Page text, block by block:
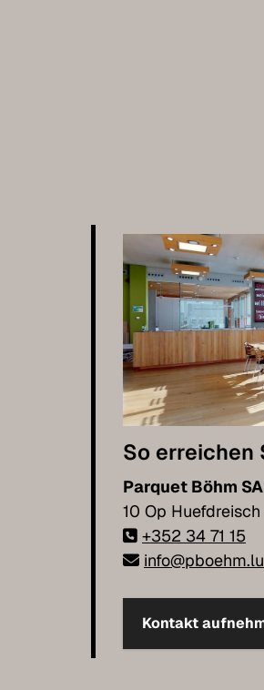
So erreichen
Parquet Böhm
10 Op Huefdreisch
+352 34 71 15
info@pboehm.lu
Kontakt